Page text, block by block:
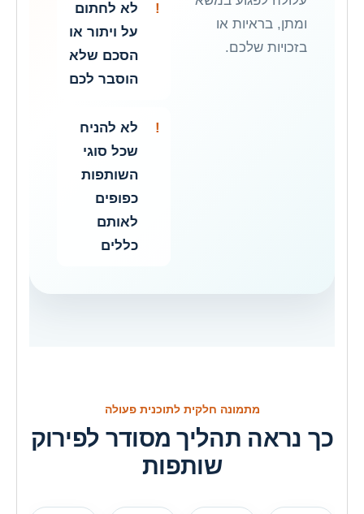
ומתן, בראיות או
בזכויות שלכם.
לא לחתום
על ויתור או
הסכם שלא
הוסבר לכם
לא להניח
שכל סוגי
השותפות
כפופים
לאותם
כללים
מתמונה חלקית לתוכנית פעולה
כך נראה תהליך מסודר לפירוק
שותפות